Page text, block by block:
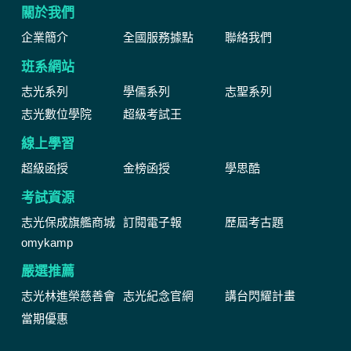
關於我們
企業簡介 全國服務據點 聯絡我們
班系網站
志光系列 學儒系列
志聖系列
志光數位學院
超級考試王
線上學習
超級函授 金榜函授 學思酷
考試資源
志光保成旗艦商城 訂閱電子報
歷屆考古題
omykamp
嚴選推薦
志光林進榮慈善會 志光紀念官網
講台閃耀計畫
當期優惠